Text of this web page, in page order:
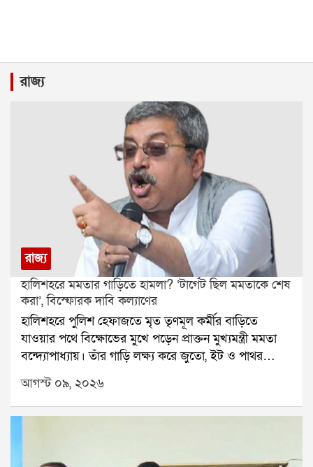
রাজ্য
রাজ্য
হালিশহরে মমতার গাড়িতে হামলা? ‘টার্গেট ছিল মমতাকে শেষ
করা’, বিস্ফোরক দাবি কল্যাণের
হালিশহরে পুলিশ হেফাজতে মৃত তৃণমূল কর্মীর বাড়িতে
যাওয়ার পথে বিক্ষোভের মুখে পড়েন প্রাক্তন মুখ্যমন্ত্রী মমতা
বন্দ্যোপাধ্যায়। তাঁর গাড়ি লক্ষ্য করে জুতো, ইট ও পাথর
ছোড়ার অভিযোগ উঠেছে। ঘটনাকে কেন্দ্র করে রাজনৈতিক
উত্তেজনা ছড়িয়েছে এলাকায়।মমতার সঙ্গে এদিন ছিলেন
তৃণমূলের সাংসদ দোলা সেন এবং কল্যাণ বন্দ্যোপাধ্যায়।
ওঠে চোর স্লোগানও। পরিস্থিতির জেরে কিছু সময় গাড়ি আটকে
আগস্ট ০৯, ২০২৬